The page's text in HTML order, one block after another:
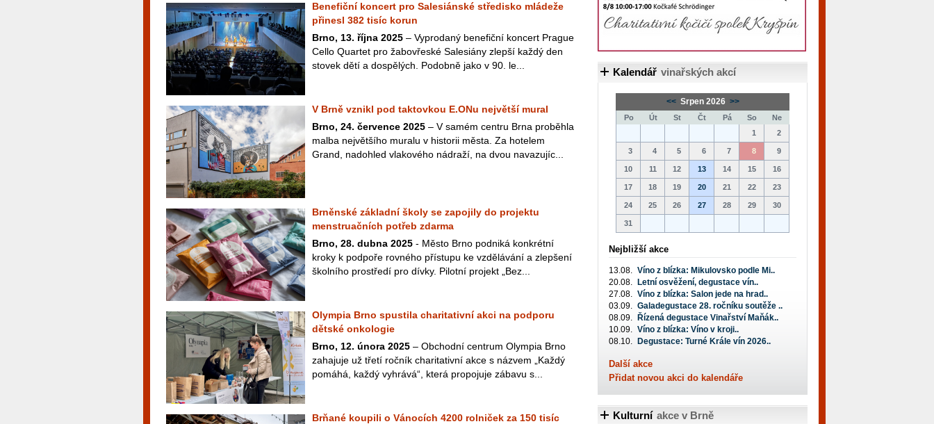
Benefiční koncert pro Salesiánské středisko mládeže
přinesl 382 tisíc korun
Brno, 13. října 2025 – Vyprodaný benefiční koncert Prague
Cello Quartet pro žabovřeské Salesiány zlepší každý den
stovek dětí a dospělých. Podobně jako v 90. le...
V Brně vznikl pod taktovkou E.ONu největší mural
Brno, 24. července 2025 – V samém centru Brna proběhla
malba největšího muralu v historii města. Za hotelem
Grand, nadohled vlakového nádraží, na dvou navazujíc...
Brněnské základní školy se zapojily do projektu
menstruačních potřeb zdarma
Brno, 28. dubna 2025 - Město Brno podniká konkrétní
kroky k podpoře rovného přístupu ke vzdělávání a zlepšení
školního prostředí pro dívky. Pilotní projekt „Bez...
Olympia Brno spustila charitativní akci na podporu
dětské onkologie
Brno, 12. února 2025 – Obchodní centrum Olympia Brno
zahajuje už třetí ročník charitativní akce s názvem „Každý
pomáhá, každý vyhrává“, která propojuje zábavu s...
Brňané koupili o Vánocích 4200 rolniček za 150 tisíc
Kalendář vinařských akcí
<< Srpen 2026 >>
Po Út St Čt Pá So
Ne
1
2
3 4 5 6 7 8 9
10 11 12 13 14 15 16
17 18 19 20 21 22 23
24 25 26 27 28 29 30
31
Nejbližší akce
13.08. Víno z blízka: Mikulovsko podle Mi..
20.08.
Letní osvěžení, degustace vín..
27.08. Víno z blízka: Salon jede na hrad..
03.09. Galadegustace 28. ročníku soutěže ..
08.09.
Řízená degustace Vinařství Maňák..
10.09. Víno z blízka: Víno v kroji..
08.10.
Degustace: Turné Krále vín 2026..
Další akce
Přidat novou akci do kalendáře
Kulturní akce v Brně